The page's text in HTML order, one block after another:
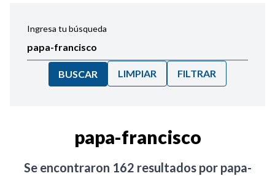
Ingresa tu búsqueda
BUSCAR LIMPIAR FILTRAR
papa-francisco
Se encontraron 162 resultados por papa-